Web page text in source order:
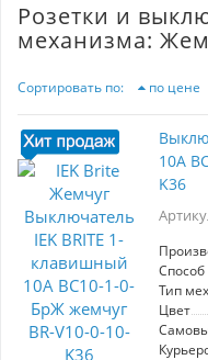
Розетки и
механизма:
Сортировать по: по цене
10А
K36
Тип
Цвет